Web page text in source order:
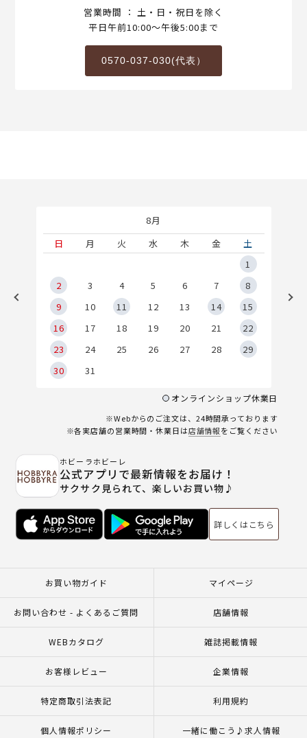
営業時間 ： 土・日・祝日を除く
平日午前10:00～午後5:00まで
0570-037-030(代表）
8月
日
月 火 水 木 金
土
1
2
3 4 5 6 7
8
9
10 11 12 13 14
15
16
17 18 19 20 21
22
23
24 25 26 27 28
29
30
31
オンラインショップ休業日
※Webからのご注文は、24時間承っております
※各実店舗の営業時間・休業日は店舗情報をご覧ください
ホビーラホビーレ
公式アプリで最新情報をお届け！
サクサク見られて、楽しいお買い物♪
詳しくはこちら
お買い物ガイド マイページ
お問い合わせ - よくあるご質問 店舗情報
WEBカタログ 雑誌掲載情報
お客様レビュー 企業情報
特定商取引法表記 利用規約
個人情報ポリシー 一緒に働こう♪求人情報